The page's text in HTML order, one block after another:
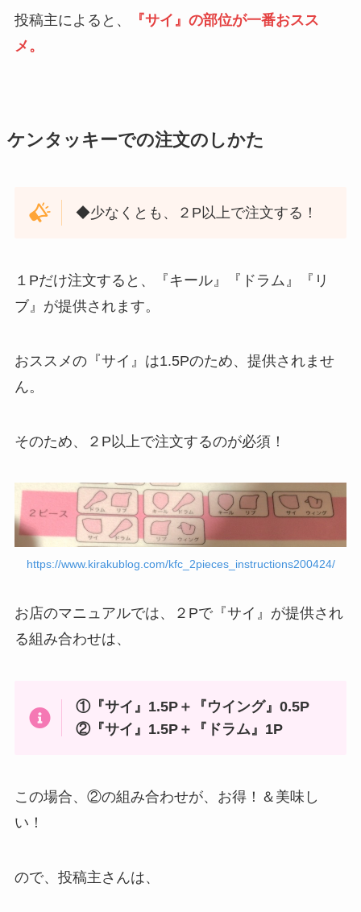
投稿主によると、
『サイ』の部位が一番おスス
メ。
ケンタッキーでの注文のしかた
◆少なくとも、２P以上で注文する！
１Pだけ注文すると、『キール』『ドラム』『リ
ブ』が提供されます。
おススメの『サイ』は1.5Pのため、提供されませ
ん。
そのため、２P以上で注文するのが必須！
https://www.kirakublog.com/kfc_2pieces_instructions200424/
お店のマニュアルでは、２Pで『サイ』が提供され
る組み合わせは、
①『サイ』1.5P＋『ウイング』0.5P
②『サイ』1.5P＋『ドラム』1P
この場合、②の組み合わせが、お得！＆美味し
い！
ので、投稿主さんは、